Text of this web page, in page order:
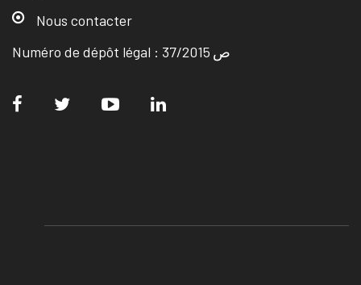
Nous contacter
Numéro de dépôt légal : ص 37/2015